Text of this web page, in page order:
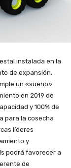
instalada en la
de expansión.
un «sueño»
en 2019 de
y 100% de
para la cosecha
líderes
y
podrá favorecer a
de